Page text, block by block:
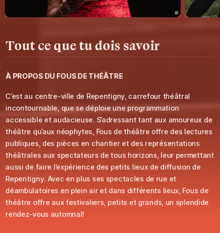
Tout ce que tu dois savoir
À PROPOS DU FOUS DE THÉÂTRE
C’est au centre-ville de Repentigny, carrefour théâtral
incontournable, que se déploie une programmation
accessible et audacieuse. S’adressant tant aux amoureux de
théâtre qu’aux néophytes, Fous de théâtre offre des lectures
publiques, des pièces en chantier et des représentations
théâtrales aux spectateurs de tous horizons, leur permettant
aussi de faire l’expérience des petits lieux de diffusion de
Repentigny. Avec en plus ses spectacles de rue et
déambulatoires en plein air et dans différents lieux, Fous de
théâtre offre aux festivaliers, petits et grands, un splendide
rendez-vous automnal!